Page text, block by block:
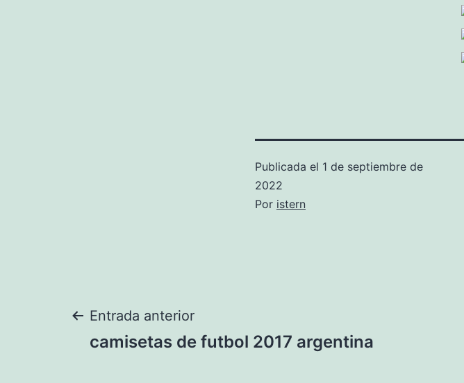
Publicada el 1 de septiembre de
2022
Por istern
Navegación
Entrada anterior
camisetas de futbol 2017 argentina